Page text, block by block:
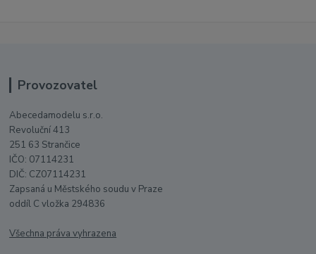
Provozovatel
Abecedamodelu s.r.o.
Revoluční 413
251 63 Strančice
IČO: 07114231
DIČ: CZ07114231
Zapsaná u Městského soudu v Praze
oddíl C vložka 294836
Všechna práva vyhrazena